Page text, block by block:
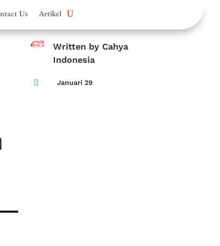
Us Artikel
Written by Cahya
Indonesia
 Januari 29